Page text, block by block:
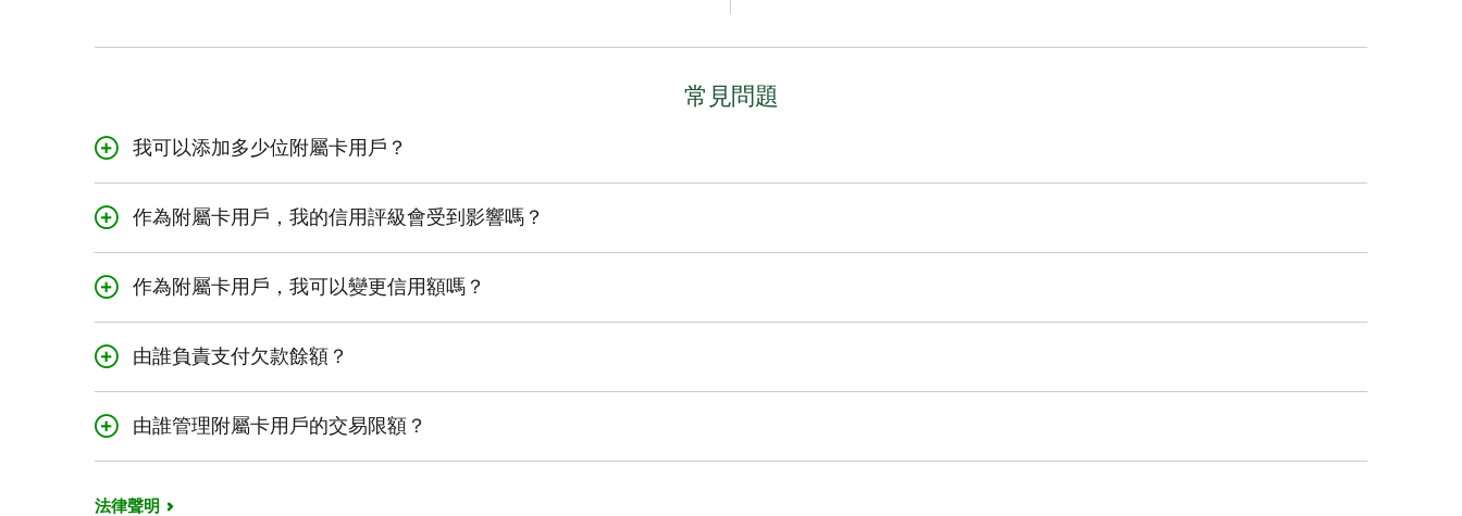
常見問題
我可以添加多少位附屬卡用戶？
如果您的賬戶已開通且信用良好，您最多可以添加3位附屬卡用戶。
作為附屬卡用戶，我的信用評級會受到影響嗎？
不會。由於信用卡賬戶為主要持卡人所有，信用卡欠款餘額只會影響主要持卡人的信用評級。
作為附屬卡用戶，我可以變更信用額嗎？
不可以。只有主要持卡人可以變更信用額。
由誰負責支付欠款餘額？
主要持卡人承擔賬戶所有費用，包括任何附屬卡用戶產生的費用。不過，附屬卡用戶始終可為信用卡賬戶還款。
由誰管理附屬卡用戶的交易限額？
主要持卡人通過TD App管理限額，但僅限親身和網上消費。交易限額不適用於預先授權付款、加元TD信用卡的
法律聲明